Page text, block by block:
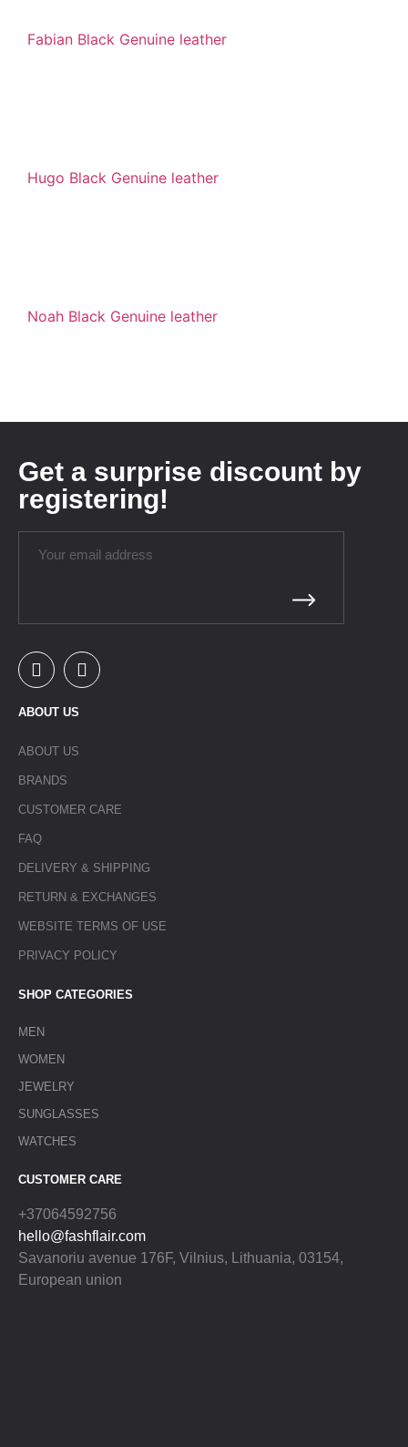
Fabian Black Genuine leather
Hugo Black Genuine leather
Noah Black Genuine leather
Get a surprise discount by
registering!
ABOUT US
ABOUT US
BRANDS
CUSTOMER CARE
FAQ
DELIVERY & SHIPPING
RETURN & EXCHANGES
WEBSITE TERMS OF USE
PRIVACY POLICY
SHOP CATEGORIES
MEN
WOMEN
JEWELRY
SUNGLASSES
WATCHES
CUSTOMER CARE
+37064592756
hello@fashflair.com
Savanoriu avenue 176F, Vilnius, Lithuania, 03154,
European union